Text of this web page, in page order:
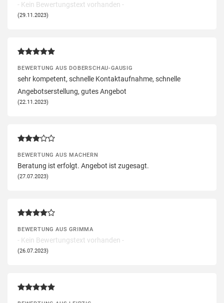
- Kein Bewertungstext vorhanden -
(29.11.2023)
BEWERTUNG AUS DOBERSCHAU-GAUSIG
sehr kompetent, schnelle Kontaktaufnahme, schnelle
Angebotserstellung, gutes Angebot
(22.11.2023)
BEWERTUNG AUS MACHERN
Beratung ist erfolgt. Angebot ist zugesagt.
(27.07.2023)
BEWERTUNG AUS GRIMMA
- Kein Bewertungstext vorhanden -
(26.07.2023)